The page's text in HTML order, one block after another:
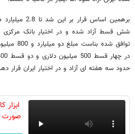
برهمین اساس
شش قسط آزاد شده و در اختیار بانک مرکزی
توافق
حدود سه هفته ای آزاد و در اختیار ایران قرار
ابزار
صورت